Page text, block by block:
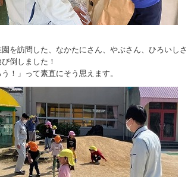
を訪問した、なかたにさん、やぶさん、ひろいしさ
倒しました！
！」って素直にそう思えます。